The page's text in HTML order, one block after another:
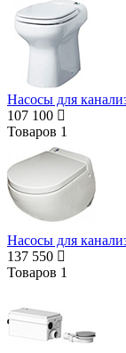
Насосы для
107 100
Товаров 1
Насосы для
137 550
Товаров 1